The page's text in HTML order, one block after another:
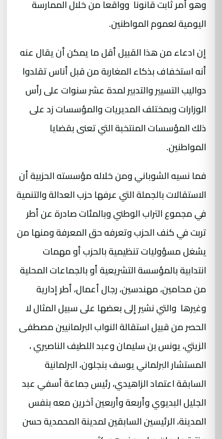
وهو أمر ثابت قانونا وواقعا من خلال الممارسة
اليومية لعموم المواطنين.
إن ادعاء من هذا القبيل أقل ما يمكن أن يقال عنه
أنه استخفاف بذكاء المغاربة من قبل أناس تقلدوا
دواليب التسيير والتدبير لمدة عشر سنوات على رأس
الوزارات وبمختلف المديريات والمؤسسات زد على
ذلك المؤسسات المنتخبة التي تعنى بقضايا
المواطنين.
فما نسيه الشوباني ومن خلاله مؤسسته الحزبية أن
الاستقالات بالجملة التي عرفها حزب العدالة والتنمية
في مجموع التراب الوطني وبالمئات صادرة عن أطر
تربت في كنف الحزب وتعرفه حق المعرفة ومنها من
يشغل مسؤوليات تنظيمية بالحزب أو مهمات
انتدابية بالمؤسسة التشريعية أو بالجماعات المحلية
من محامين، مهندسين، رجال أعمال، أطر إدارية
وغيرها والتي نشير إلى بعضها على سبيل المثال لا
الحصر من قبيل استقالة النواب البرلمانيين مصطفى
الزيتي، يونس بن سليمان وعبد اللطيف الناصيري ،
المستشار البرلماني يوسف بنجلون، البرلمانية
السابقة اعتماد الزاهيدي، رئيس جماعة أسفي عبد
الجليل البديوي وأربعة وأربعين آخرين معه بنفس
المدينة، الرئيسين السابقين لمدينة المحمدية حسن